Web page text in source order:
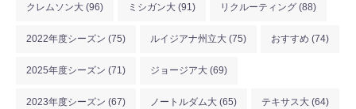
クレムソン大 (96) ミシガン大 (91) リクルーティング (88)
2022年度シーズン (75) ルイジアナ州立大 (75) おすすめ (74)
2025年度シーズン (71) ジョージア大 (69)
2023年度シーズン (67) ノートルダム大 (65) テキサス大 (64)